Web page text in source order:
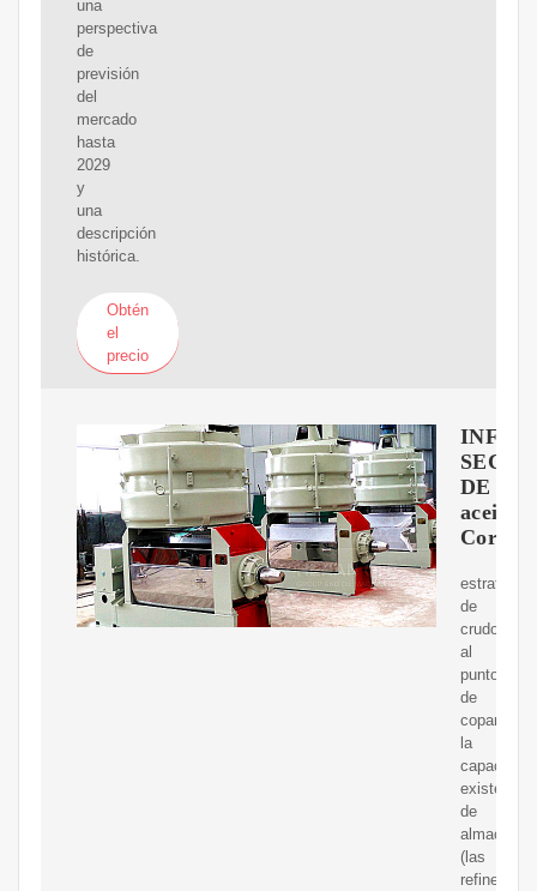
una
perspectiva
de
previsión
del
mercado
hasta
2029
y
una
descripción
histórica.
Obtén
el
precio
DE
aceite-
de
crudo,
al
punto
de
copar
la
capacidad
existente
de
(las
refinerías